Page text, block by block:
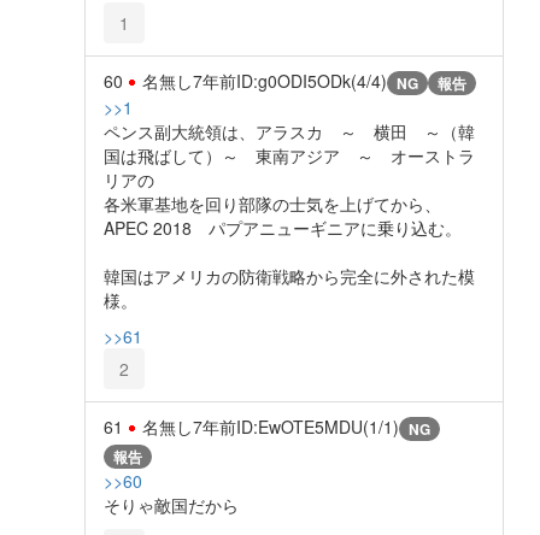
1
60 名無し7年前ID:g0ODI5ODk(4/4) NG 報告
>>1
ペンス副大統領は、アラスカ ～ 横田 ～（韓
国は飛ばして）～ 東南アジア ～ オーストラ
リアの
各米軍基地を回り部隊の士気を上げてから、
APEC 2018 パプアニューギニアに乗り込む。
韓国はアメリカの防衛戦略から完全に外された模
様。
>>61
2
61 名無し7年前ID:EwOTE5MDU(1/1) NG
報告
>>60
そりゃ敵国だから